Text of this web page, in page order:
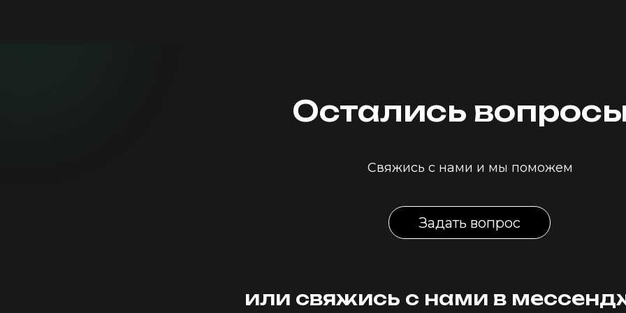
или свяжись с нами в мессенджерах
© 2024–2026 Affiliation team by Olga Trofimova Публичная оферта Пользовательское
соглашение